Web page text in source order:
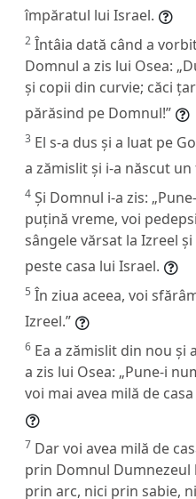
împăratul lui Israel.
2 Întâia dată când a
Domnul a zis lui Osea:
și copii din curvie; căci
părăsind pe Domnul!”
3 El s-a dus și a luat pe
a zămislit și i-a născut un
4 Și Domnul i-a zis:
puțină vreme, voi
sângele vărsat la Izreel
peste casa lui Israel.
5 În ziua aceea, voi
Izreel.”
6 Ea a zămislit din nou și
a zis lui Osea: „Pune-i
voi mai avea milă de
7 Dar voi avea milă de
prin Domnul Dumnezeul
prin arc, nici prin sabie,